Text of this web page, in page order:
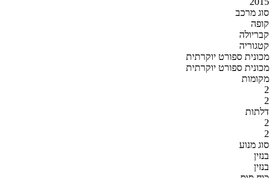
סוג מרכב
קופה
קבריולה
קטגוריה
מכונית ספורט יוקרתית
מכונית ספורט יוקרתית
מקומות
2
2
דלתות
2
2
סוג מנוע
בנזין
בנזין